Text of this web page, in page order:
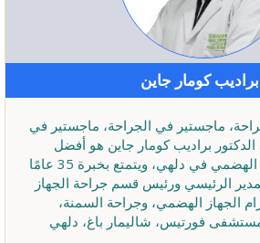
كومار جاين
ماجستير في الجراحة، ماجستير في
براديب كومار جاين هو أفضل
أخصائي أمراض الجهاز الهضمي في دلهي، ويتمتع بخبرة 35 عامًا
الرئيسي ورئيس قسم جراحة الجهاز
الجهاز الهضمي، وجراحة السمنة،